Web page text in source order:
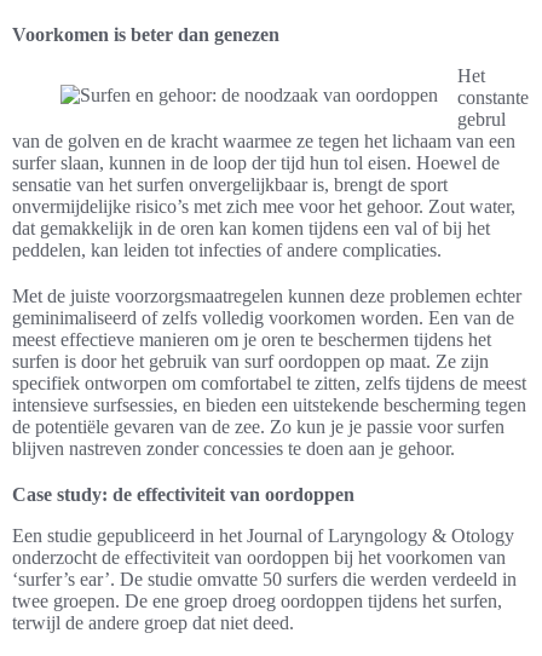
Voorkomen is beter dan genezen
Het
constante
gebrul
van de golven en de kracht waarmee ze tegen het lichaam van een
surfer slaan, kunnen in de loop der tijd hun tol eisen. Hoewel de
sensatie van het surfen onvergelijkbaar is, brengt de sport
onvermijdelijke risico’s met zich mee voor het gehoor. Zout water,
dat gemakkelijk in de oren kan komen tijdens een val of bij het
peddelen, kan leiden tot infecties of andere complicaties.
Met de juiste voorzorgsmaatregelen kunnen deze problemen echter
geminimaliseerd of zelfs volledig voorkomen worden. Een van de
meest effectieve manieren om je oren te beschermen tijdens het
surfen is door het gebruik van surf oordoppen op maat. Ze zijn
specifiek ontworpen om comfortabel te zitten, zelfs tijdens de meest
intensieve surfsessies, en bieden een uitstekende bescherming tegen
de potentiële gevaren van de zee. Zo kun je je passie voor surfen
blijven nastreven zonder concessies te doen aan je gehoor.
Case study: de effectiviteit van oordoppen
Een studie gepubliceerd in het Journal of Laryngology & Otology
onderzocht de effectiviteit van oordoppen bij het voorkomen van
‘surfer’s ear’. De studie omvatte 50 surfers die werden verdeeld in
twee groepen. De ene groep droeg oordoppen tijdens het surfen,
terwijl de andere groep dat niet deed.